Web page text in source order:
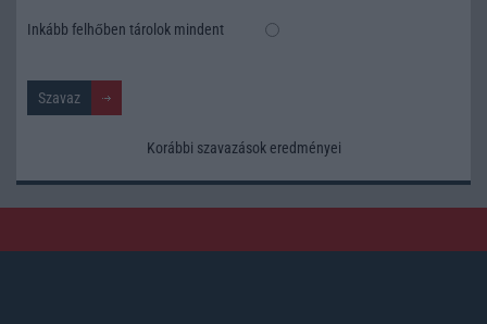
Inkább felhőben tárolok mindent
Korábbi szavazások eredményei